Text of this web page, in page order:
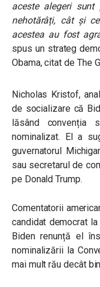
aceste alegeri
nehotărâți, cât și
acestea au fost
spus un strateg
Obama, citat de The
Nicholas Kristof,
de socializare că
lăsând
nominalizat. El a
guvernatorul
sau secretarul de
pe Donald Trump.
Comentatorii
candidat democrat
Biden renunță el
nominalizării la
mai mult rău decât